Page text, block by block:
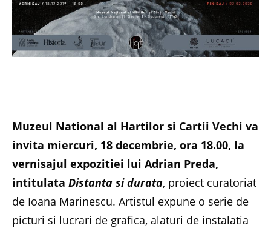
Muzeul National al Hartilor si Cartii Vechi va
invita miercuri, 18 decembrie, ora 18.00, la
vernisajul expozitiei lui Adrian Preda,
intitulata Distanta si durata, proiect curatoriat
de Ioana Marinescu. Artistul expune o serie de
picturi si lucrari de grafica, alaturi de instalatia